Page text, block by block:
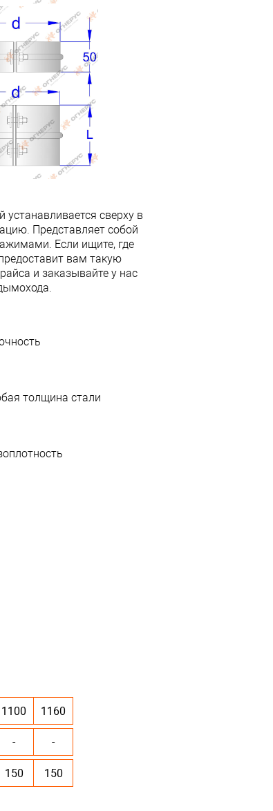
сверху в
Представляет собой
Если ищите, где
вам такую
и заказывайте у нас
толщина стали
1100 1160
- -
150 150